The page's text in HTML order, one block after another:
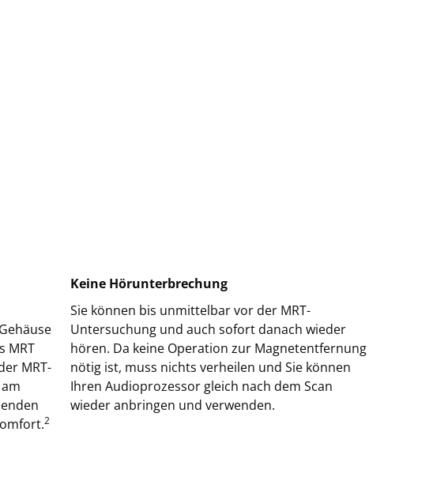
MRT
MRT-
2
Keine Hörunterbrechung
Sie können bis unmittelbar vor der MRT-
Untersuchung und auch sofort danach wieder
hören. Da keine Operation zur Magnetentfernung
nötig ist, muss nichts verheilen und Sie können
Ihren Audioprozessor gleich nach dem Scan
wieder anbringen und verwenden.